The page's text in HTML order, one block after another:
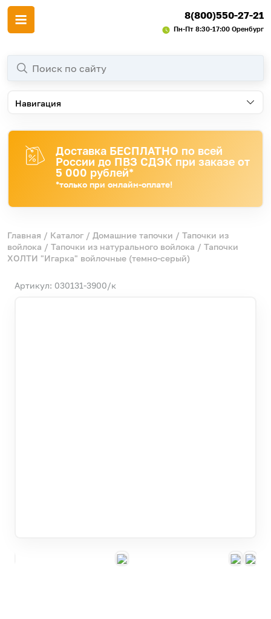
8(800)550-27-21
Пн-Пт 8:30-17:00 Оренбург
Навигация
Доставка БЕСПЛАТНО по всей
России до ПВЗ СДЭК при заказе от
5 000 рублей*
*только при онлайн-оплате!
Главная / Каталог / Домашние тапочки / Тапочки из
войлока / Тапочки из натурального войлока / Тапочки
ХОЛТИ "Игарка" войлочные (темно-серый)
Артикул: 030131-3900/к